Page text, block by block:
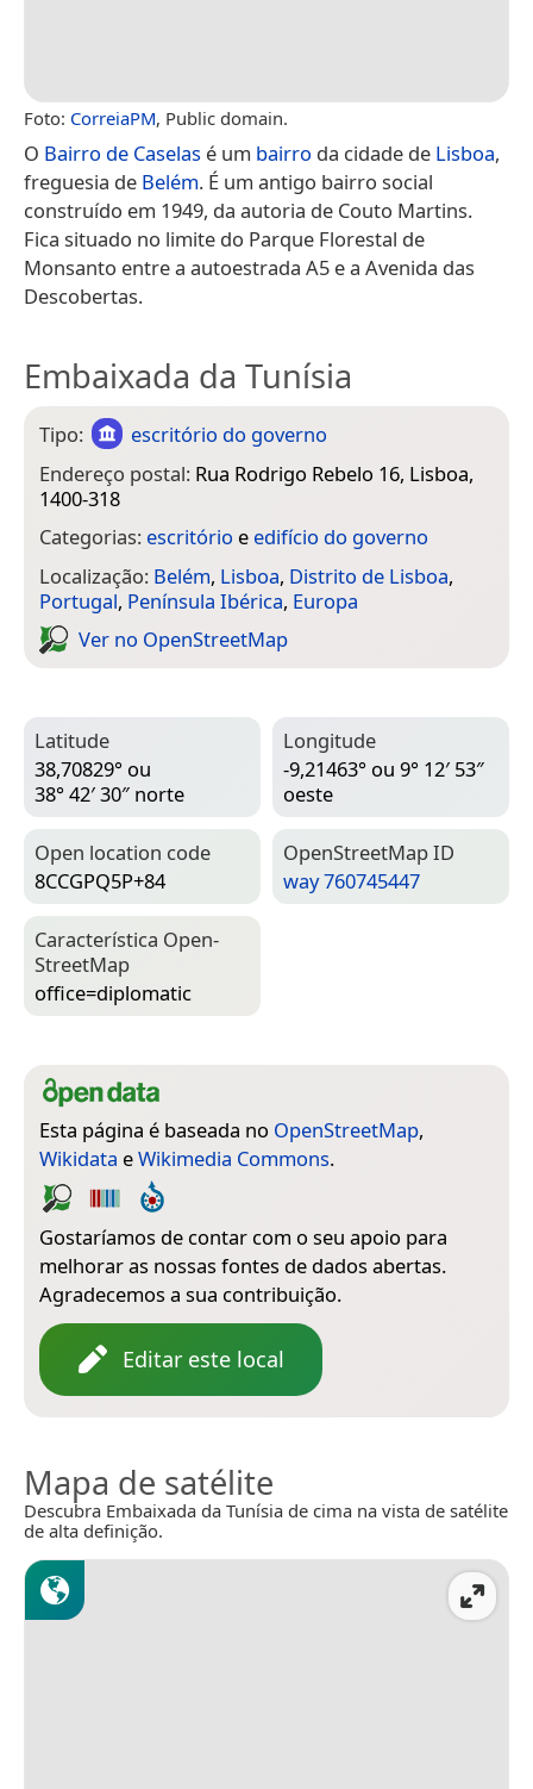
Foto: CorreiaPM, Public domain.
O Bairro de Caselas é um bairro da cidade de Lisboa,
freguesia de Belém. É um antigo bairro social
construído em 1949, da autoria de Couto Martins.
Fica situado no limite do Parque Florestal de
Monsanto entre a autoestrada A5 e a Avenida das
Descobertas.
Embaixada da Tunísia
Tipo:
escritório do governo
Endereço postal: Rua Rodrigo Rebelo 16, Lisboa,
1400-318
Categorias: escritório e edifício do governo
Localização: Belém, Lisboa, Distrito de Lisboa,
Portugal, Península Ibérica, Europa
Ver no Open­Street­Map
Latitude
38,70829° ou
38° 42′ 30″ norte
Longitude
-9,21463° ou 9° 12′ 53″
oeste
Open location code
8CCGPQ5P+84
Open­Street­Map ID
way 760745447
Característica Open­
Street­Map
office=­diplomatic
Esta página é baseada no OpenStreetMap,
Wikidata eWikimedia Commons.
Gostaríamos de contar com o seu apoio para
melhorar as nossas fontes de dados abertas.
Agradecemos a sua contribuição.
Editar este local
Mapa de satélite
Descubra Embaixada da Tunísia de cima na vista de satélite
de alta definição.